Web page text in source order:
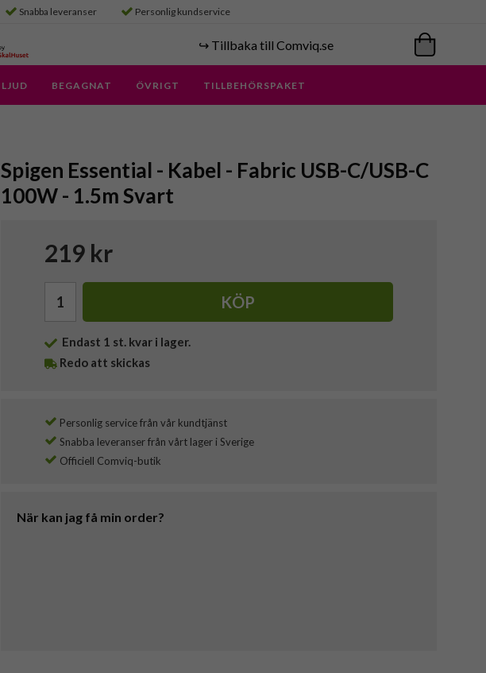
Snabba leveranser Personlig kundservice
↪️ Tillbaka till Comviq.se
LJUD BEGAGNAT ÖVRIGT TILLBEHÖRSPAKET
Spigen Essential - Kabel - Fabric USB-C/USB-C
100W - 1.5m Svart
219 kr
KÖP
Endast 1 st. kvar i lager.
Redo att skickas
Personlig service från vår kundtjänst
Snabba leveranser från vårt lager i Sverige
Officiell Comviq-butik
När kan jag få min order?